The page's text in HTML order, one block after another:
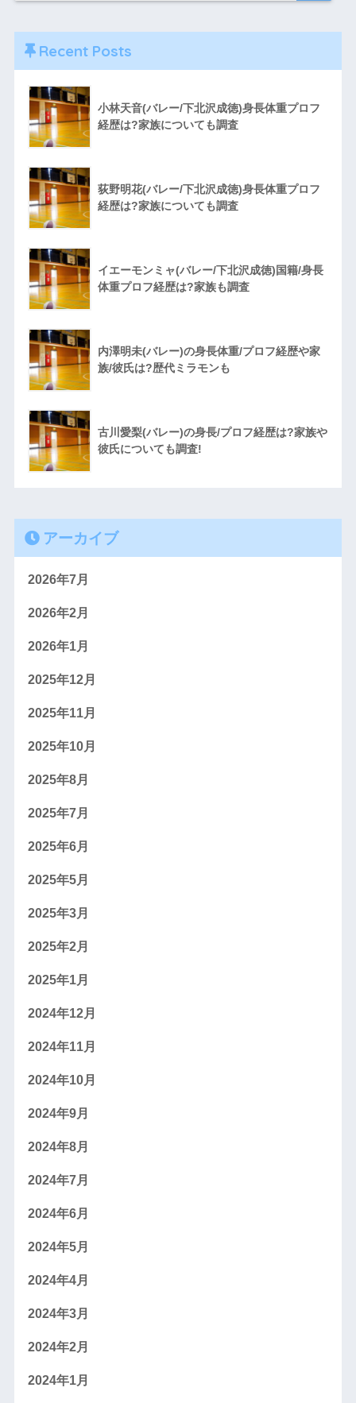
Recent Posts
小林天音(バレー/下北沢成徳)身長体重プロフ
経歴は?家族についても調査
荻野明花(バレー/下北沢成徳)身長体重プロフ
経歴は?家族についても調査
イエーモンミャ(バレー/下北沢成徳)国籍/身長
体重プロフ経歴は?家族も調査
内澤明未(バレー)の身長体重/プロフ経歴や家
族/彼氏は?歴代ミラモンも
古川愛梨(バレー)の身長/プロフ経歴は?家族や
彼氏についても調査!
アーカイブ
2026年7月
2026年2月
2026年1月
2025年12月
2025年11月
2025年10月
2025年8月
2025年7月
2025年6月
2025年5月
2025年3月
2025年2月
2025年1月
2024年12月
2024年11月
2024年10月
2024年9月
2024年8月
2024年7月
2024年6月
2024年5月
2024年4月
2024年3月
2024年2月
2024年1月